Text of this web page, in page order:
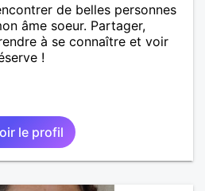
de belles personnes
âme soeur. Partager,
à se connaître et voir
!
le profil